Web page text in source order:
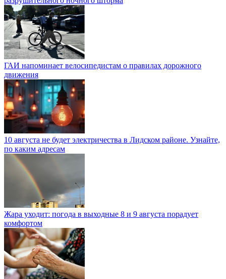
ГАИ напоминает велосипедистам о правилах дорожного
движения
10 августа не будет электричества в Лидском районе. Узнайте,
по каким адресам
Жара уходит: погода в выходные 8 и 9 августа порадует
комфортом